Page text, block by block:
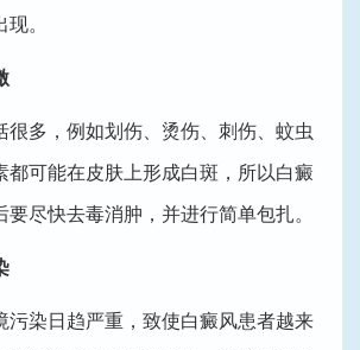
。
多，例如划伤、烫伤、刺伤、蚊虫
都可能在皮肤上形成白斑，所以白癜
要尽快去毒消肿，并进行简单包扎。
染日趋严重，致使白癜风患者越来